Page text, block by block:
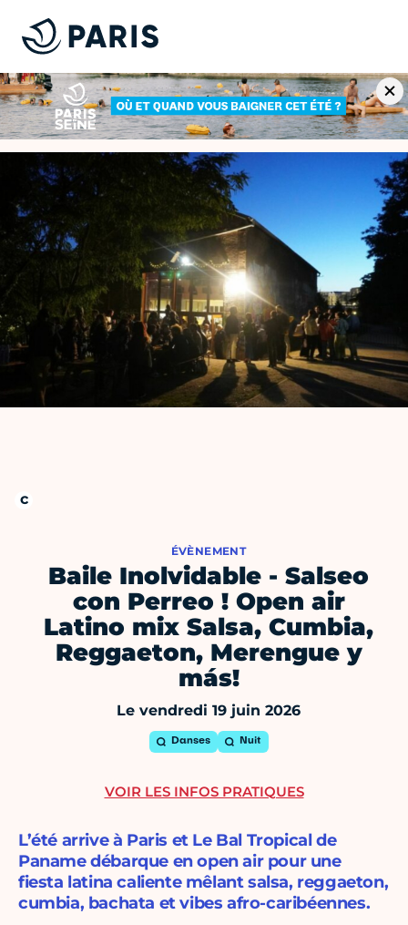
ÉVÈNEMENT
Baile Inolvidable - Salseo
con Perreo ! Open air
Latino mix Salsa, Cumbia,
Reggaeton, Merengue y
más!
Le vendredi 19 juin 2026
Danses Nuit
L’été arrive à Paris et Le Bal Tropical de
Paname débarque en open air pour une
fiesta latina caliente mêlant salsa, reggaeton,
cumbia, bachata et vibes afro-caribéennes.
VOIR LES INFOS PRATIQUES